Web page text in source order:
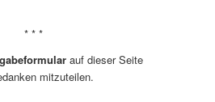
* * *
auf dieser Seite
mitzuteilen.